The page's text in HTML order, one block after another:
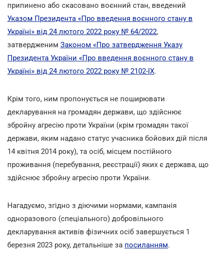
припинено або скасовано воєнний стан, введений
Указом Президента «Про введення воєнного стану в
Україні» від 24 лютого 2022 року № 64/2022,
затвердженим Законом «Про затвердження Указу
Президента України «Про введення воєнного стану в
Україні» від 24 лютого 2022 року № 2102-IX.
Крім того, ним пропонується не поширювати
декларування на громадян держави, що здійснює
збройну агресію проти України (крім громадян такої
держави, яким надано статус учасника бойових дій після
14 квітня 2014 року), та осіб, місцем постійного
проживання (перебування, реєстрації) яких є держава, що
здійснює збройну агресію проти України.
Нагадуємо, згідно з діючими нормами, кампанія
одноразового (спеціального) добровільного
декларування активів фізичних осіб завершується 1
березня 2023 року, детальніше за посиланням.